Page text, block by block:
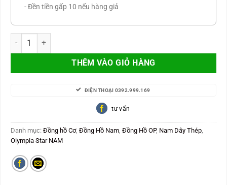
- Đền tiền gấp 10 nếu hàng giả
Olym Pianus Nam Máy Cơ Automatic Japan OP9929AMS-T số
THÊM VÀO GIỎ HÀNG
ĐIỆN THOẠI 0392.999.169
tư vấn
Danh mục: Đồng hồ Cơ, Đồng Hồ Nam, Đồng Hồ OP, Nam Dây Thép,
Olympia Star NAM